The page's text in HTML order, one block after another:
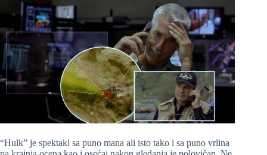
“Hulk” je spektakl sa puno mana ali isto tako i sa puno vrlina